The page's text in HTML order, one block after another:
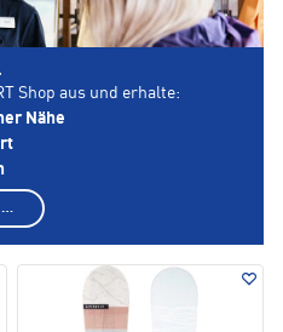
Shop aus und erhalte:
Nähe
SHOP AUSWÄHLEN UND PRODUKTE ANZEIGEN